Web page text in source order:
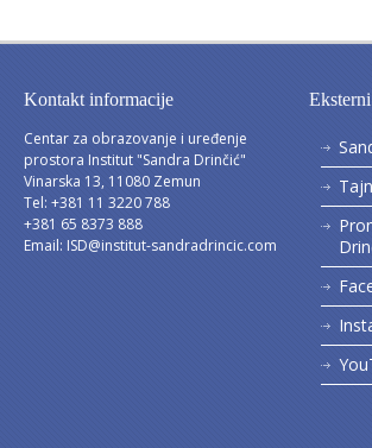
Kontakt informacije
Centar za obrazovanje i uređenje
prostora Institut "Sandra Drinčić"
Vinarska 13, 11080 Zemun
Tel: +381 11 3220 788
+381 65 8373 888
Email: ISD@institut-sandradrincic.com